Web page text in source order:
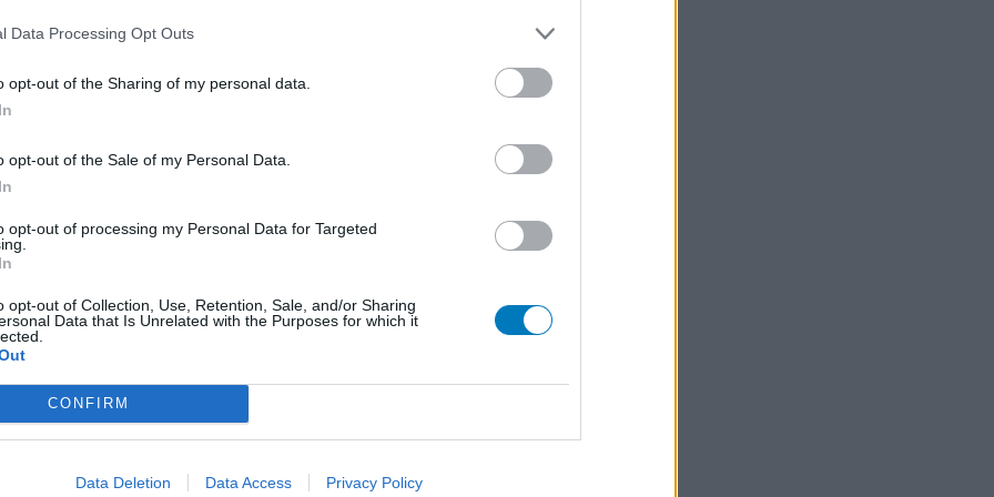
Data Processing Opt Outs
opt-out of the Sharing of my personal data.
opt-out of the Sale of my Personal Data.
opt-out of processing my Personal Data for Targeted
opt-out of Collection, Use, Retention, Sale, and/or Sharing
Data that Is Unrelated with the Purposes for which it
CONFIRM
Data Deletion Data Access Privacy Policy
d'avis
IRS
autre
IRS